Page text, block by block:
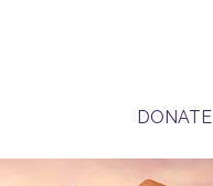
DONATE